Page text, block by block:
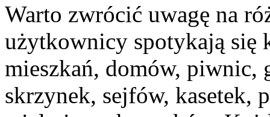
Warto zwrócić uwagę na
użytkownicy spotykają się
mieszkań, domów, piwnic,
skrzynek, sejfów, kasetek,